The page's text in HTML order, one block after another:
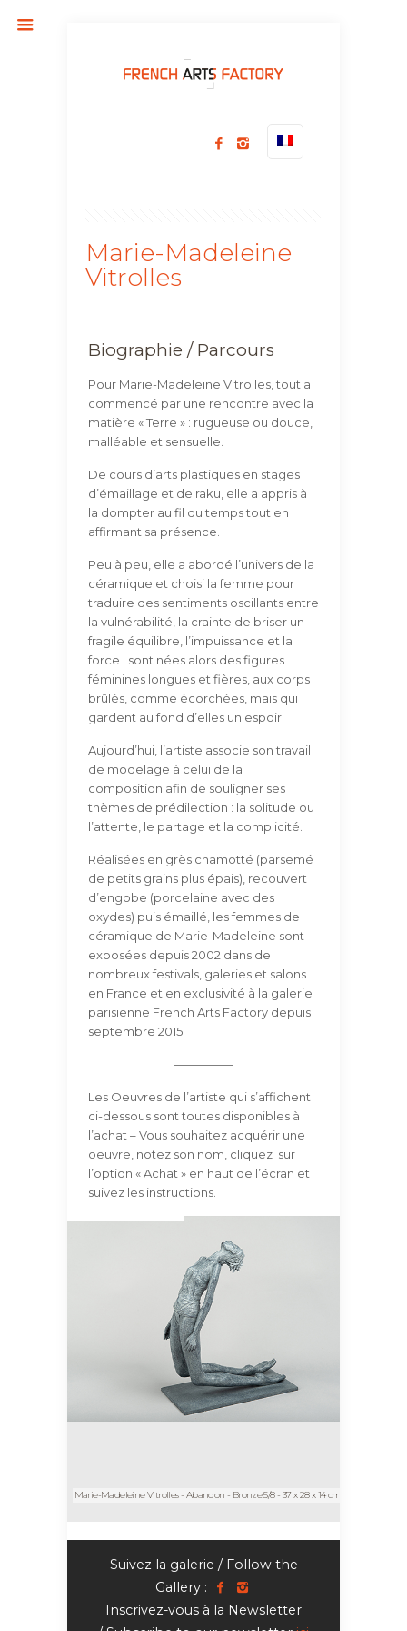
Marie-Madeleine
Vitrolles
Biographie / Parcours
Pour Marie-Madeleine Vitrolles, tout a
commencé par une rencontre avec la
matière « Terre » : rugueuse ou douce,
malléable et sensuelle.
De cours d’arts plastiques en stages
d’émaillage et de raku, elle a appris à
la dompter au fil du temps tout en
affirmant sa présence.
Peu à peu, elle a abordé l’univers de la
céramique et choisi la femme pour
traduire des sentiments oscillants entre
la vulnérabilité, la crainte de briser un
fragile équilibre, l’impuissance et la
force ; sont nées alors des figures
féminines longues et fières, aux corps
brûlés, comme écorchées, mais qui
gardent au fond d’elles un espoir.
Aujourd’hui, l’artiste associe son travail
de modelage à celui de la
composition afin de souligner ses
thèmes de prédilection : la solitude ou
l’attente, le partage et la complicité.
Réalisées en grès chamotté (parsemé
de petits grains plus épais), recouvert
d’engobe (porcelaine avec des
oxydes) puis émaillé, les femmes de
céramique de Marie-Madeleine sont
exposées depuis 2002 dans de
nombreux festivals, galeries et salons
en France et en exclusivité à la galerie
parisienne French Arts Factory depuis
septembre 2015.
—————
Les Oeuvres de l’artiste qui s’affichent
ci-dessous sont toutes disponibles à
l’achat – Vous souhaitez acquérir une
oeuvre, notez son nom, cliquez sur
l’option « Achat » en haut de l’écran et
suivez les instructions.
Marie-Madeleine Vitrolles - Abandon - Bronze 5/8 - 37 x 28 x 14 cm
Suivez la galerie / Follow the
Gallery :
Inscrivez-vous à la Newsletter
INSCRIPTION